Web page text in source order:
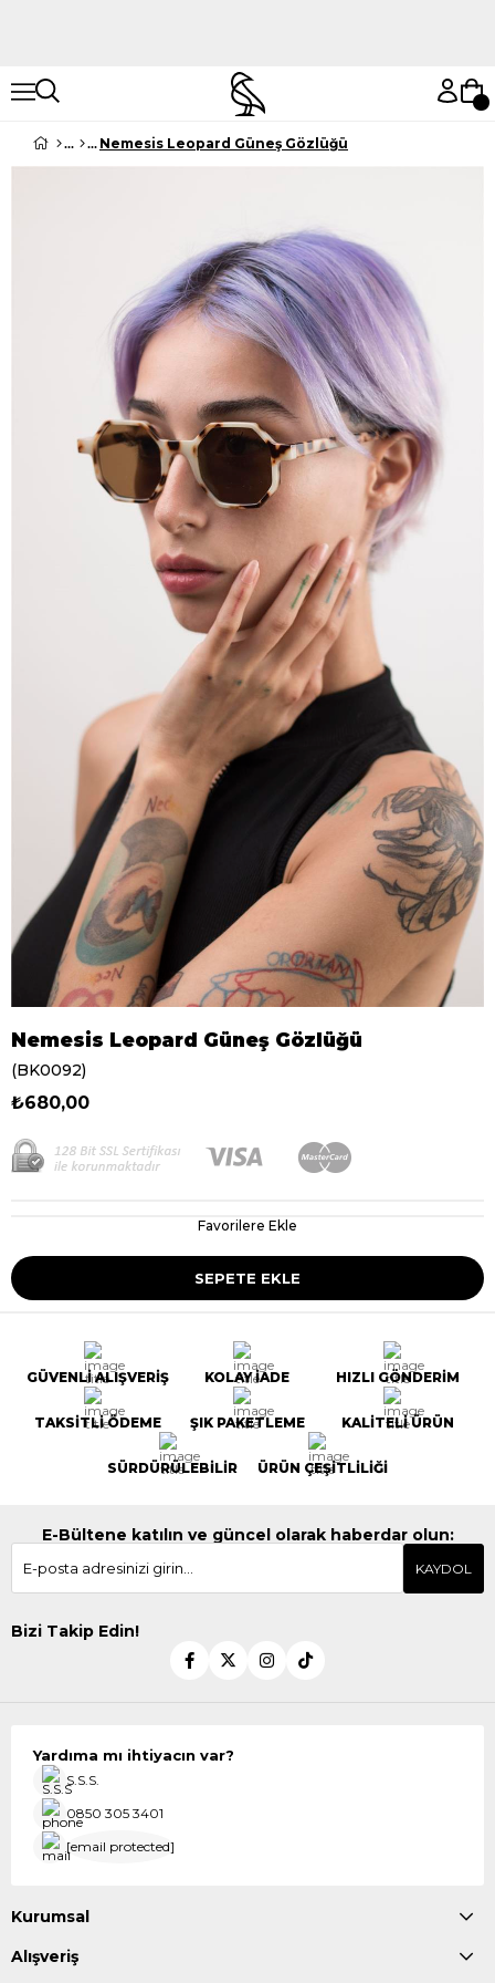
Nemesis Leopard Güneş Gözlüğü
Nemesis Leopard Güneş Gözlüğü
(BK0092)
₺680,00
Favorilere Ekle
GÜVENLİ ALIŞVERİŞ KOLAY İADE HIZLI GÖNDERİM
TAKSİTLİ ÖDEME ŞIK PAKETLEME KALİTELİ ÜRÜN
SÜRDÜRÜLEBİLİR ÜRÜN ÇEŞİTLİLİĞİ
E-Bültene katılın ve güncel olarak haberdar olun:
KAYDOL
Bizi Takip Edin!
Yardıma mı ihtiyacın var?
S.S.S.
0850 305 3401
[email protected]
Kurumsal
Alışveriş